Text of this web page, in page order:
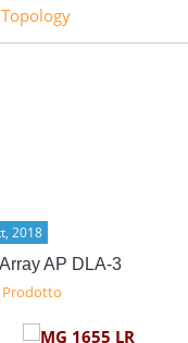
2018
AP DLA-3
Prodotto